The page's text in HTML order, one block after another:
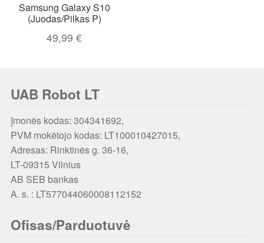
Samsung Galaxy S10
(Juodas/Pilkas P)
49,99€
UAB Robot LT
Įmonės kodas: 304341692,
PVM mokėtojo kodas: LT100010427015,
Adresas: Rinktinės g. 36-16,
LT-09315 Vilnius
AB SEB bankas
A. s. : LT577044060008112152
Ofisas/Parduotuvė